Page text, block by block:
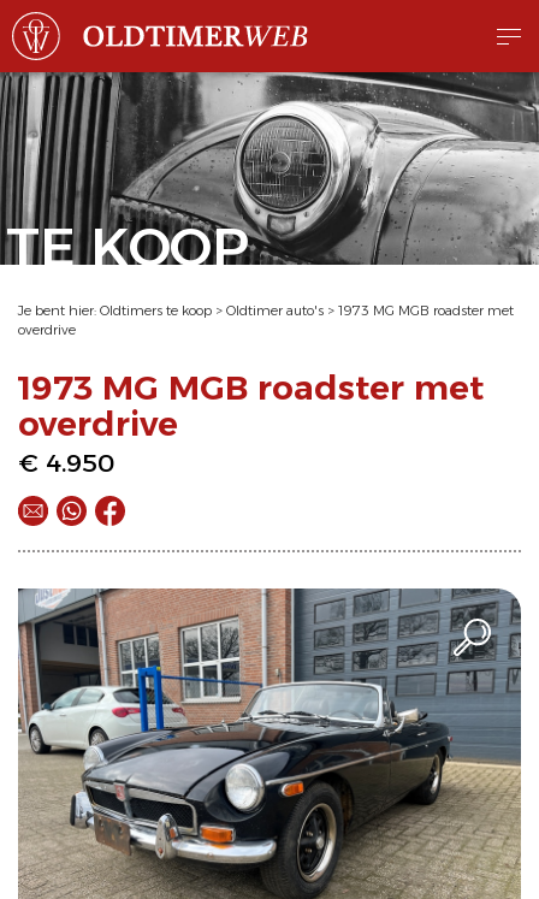
TE KOOP
Je bent hier: Oldtimers te koop > Oldtimer auto's > 1973 MG MGB roadster met
overdrive
1973 MG MGB roadster met
overdrive
€ 4.950